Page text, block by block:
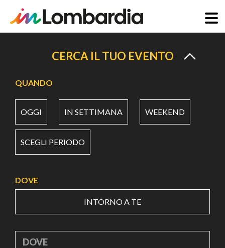
principale
CERCA IL TUO EVENTO
QUANDO
OGGI IN SETTIMANA WEEKEND
SCEGLI PERIODO
DOVE
INTORNO A TE
DOVE